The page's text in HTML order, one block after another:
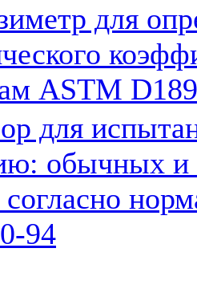
для
ASTM
для
обычных и
согласно
94